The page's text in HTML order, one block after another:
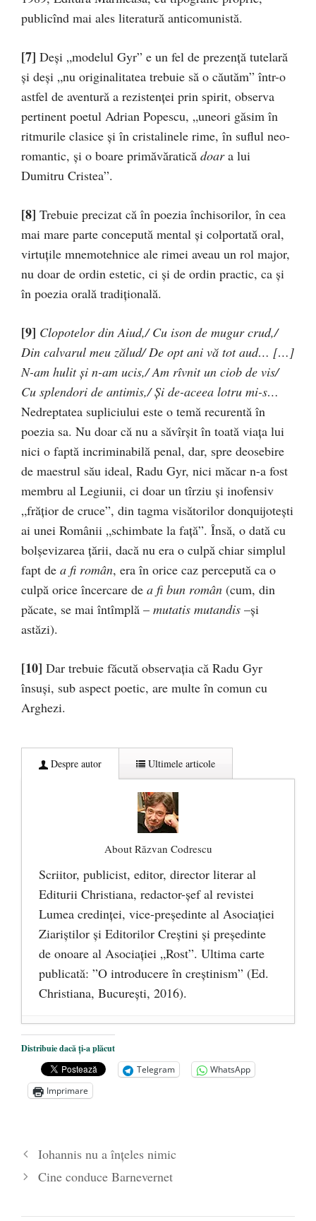
publicînd mai ales literatură anticomunistă.
[7] Deși „modelul Gyr” e un fel de prezență tutelară
și deși „nu origi­nalitatea trebuie să o căutăm” într-o
astfel de aventură a rezistenței prin spirit, observa
pertinent poetul Adrian Popescu, „uneori găsim în
ritmurile clasice și în cristalinele rime, în suflul neo-
romantic, și o boare primăvăratică doara lui
Dumitru Cristea”.
[8] Trebuie precizat că în poezia închisorilor, în cea
mai mare parte concepută mental și colportată oral,
virtuțile mnemotehnice ale rimei aveau un rol major,
nu doar de ordin estetic, ci și de ordin practic, ca și
în poezia orală tradițională.
[9] Clopotelor din Aiud,/ Cu ison de mugur crud,/
Din calvarul meu zălud/ De opt ani vă tot aud… […]
N-am hulit și n-am ucis,/ Am rîvnit un ciob de vis/
Cu splendori de antimis,/ Și de-aceea lotru mi-s…
Nedreptatea supliciului este o temă recurentă în
poezia sa. Nu doar că nu a săvîrșit în toată viața lui
nici o faptă incriminabilă penal, dar, spre deosebire
de maestrul său ideal, Radu Gyr, nici măcar n-a fost
membru al Legiunii, ci doar un tîrziu și inofensiv
„frățior de cruce”, din tagma visătorilor donquijotești
ai unei Românii „schimbate la față”. Însă, o dată cu
bolșevizarea țării, dacă nu era o culpă chiar simplul
fapt de a fi român, era în orice caz percepută ca o
culpă orice încercare de a fi bun român (cum, din
păcate, se mai întîmplă – mutatis mutandis –și
astăzi).
[10] Dar trebuie făcută observația că Radu Gyr
însuși, sub aspect poetic, are multe în comun cu
Arghezi.
Despre autor Ultimele articole
About Răzvan Codrescu
Scriitor, publicist, editor, director literar al
Editurii Christiana, redactor-şef al revistei
Lumea credinţei, vice-preşedinte al Asociaţiei
Ziariştilor şi Editorilor Creştini şi preşedinte
de onoare al Asociaţiei „Rost”. Ultima carte
publicată: ”O introducere în creștinism” (Ed.
Christiana, Bucureşti, 2016).
DANA KONYA-PETRIȘOR, ÎNTRU
VEȘNICĂ POMENIRE
- 17 martie 2021
ÎNĂLȚATU-S-A! - 28 mai 2020
Sic credo – Francisco Franco (1892-1975)
Distribuie dacă ți-a plăcut
Telegram
WhatsApp
Imprimare
Iohannis nu a înțeles nimic
Cine conduce Barnevernet